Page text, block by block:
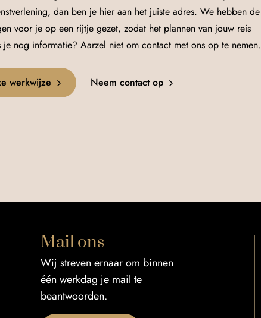
dan ben je hier aan het juiste adres. We hebben de
voor je op een rijtje gezet, zodat het plannen van jouw reis
nog informatie? Aarzel niet om contact met ons op te nemen.
werkwijze Neem contact op
Mail ons
Wij streven ernaar om binnen
één werkdag je mail te
beantwoorden.